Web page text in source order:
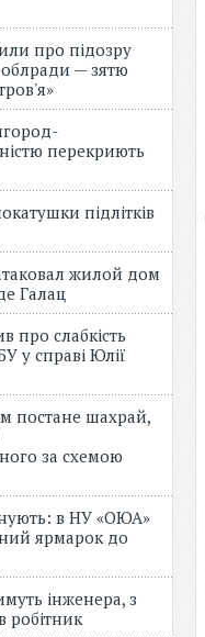
про підозру
облради — зятю
перекриють
підлітків
жилой дом
Галац
про слабкість
у справі Юлії
постане шахрай,
за схемою
в НУ «ОЮА»
ярмарок до
інженера, з
робітник